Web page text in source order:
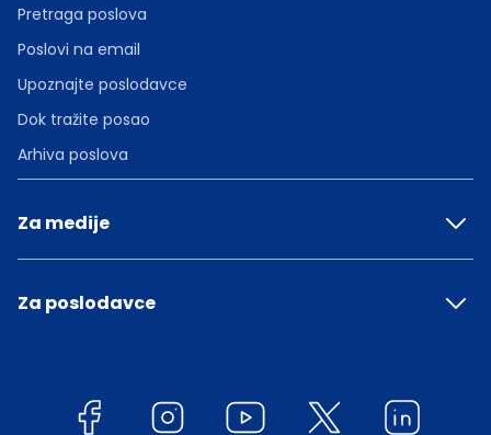
Pretraga poslova
Poslovi na email
Upoznajte poslodavce
Dok tražite posao
Arhiva poslova
Za medije
Za poslodavce